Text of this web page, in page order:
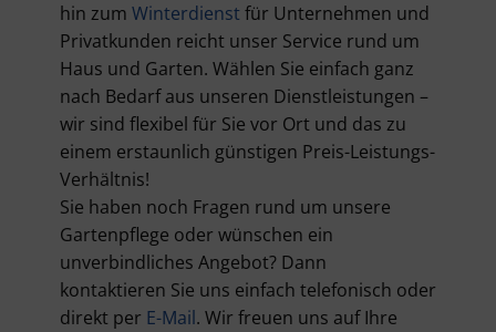
hin zum Winterdienst für Unternehmen und
Privatkunden reicht unser Service rund um
Haus und Garten. Wählen Sie einfach ganz
nach Bedarf aus unseren Dienstleistungen –
wir sind flexibel für Sie vor Ort und das zu
einem erstaunlich günstigen Preis-Leistungs-
Verhältnis!
Sie haben noch Fragen rund um unsere
Gartenpflege oder wünschen ein
unverbindliches Angebot? Dann
kontaktieren Sie uns einfach telefonisch oder
direkt per E-Mail. Wir freuen uns auf Ihre